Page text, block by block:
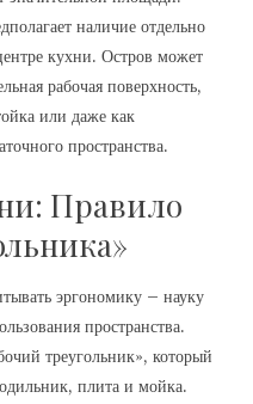
наличие отдельно
кухни. Остров может
рабочая поверхность,
или даже как
пространства.
Правило
эргономику – науку
пространства.
треугольник», который
плита и мойка.